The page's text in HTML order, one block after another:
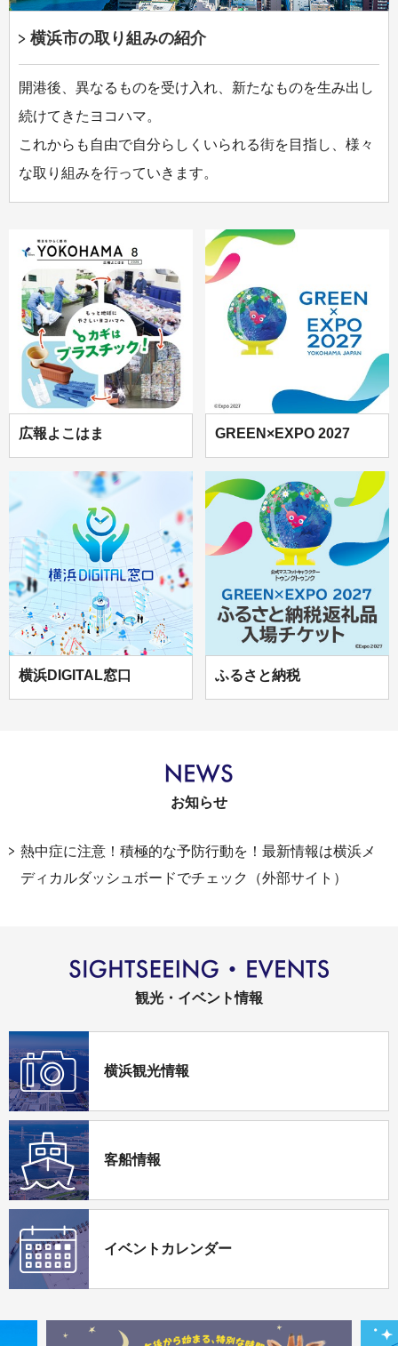
横浜市の取り組みの紹介
開港後、異なるものを受け入れ、新たなものを生み出し
続けてきたヨコハマ。
これからも自由で自分らしくいられる街を目指し、様々
な取り組みを行っていきます。
広報よこはま GREEN×EXPO 2027
横浜DIGITAL窓口 ふるさと納税
お知らせ
熱中症に注意！積極的な予防行動を！最新情報は横浜メ
ディカルダッシュボードでチェック（外部サイト）
観光・イベント情報
横浜観光情報
客船情報
イベントカレンダー